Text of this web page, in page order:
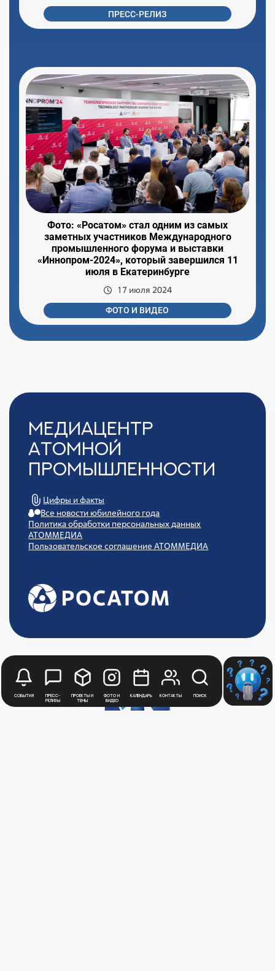
События
Пресс-
релизы
Проекты и
темы
Фото и
видео
Календарь Контакты Поиск
ПРЕСС-РЕЛИЗ
Фото: «Росатом» стал одним из самых
заметных участников Международного
промышленного форума и выставки
«Иннопром-2024», который завершился 11
июля в Екатеринбурге
17 июля 2024
ФОТО И ВИДЕО
Медиацентр
Атомной
Промышленности
Цифры и факты
Все новости юбилейного года
Политика обработки персональных данных
АТОММЕДИА
Пользовательское соглашение АТОММЕДИА